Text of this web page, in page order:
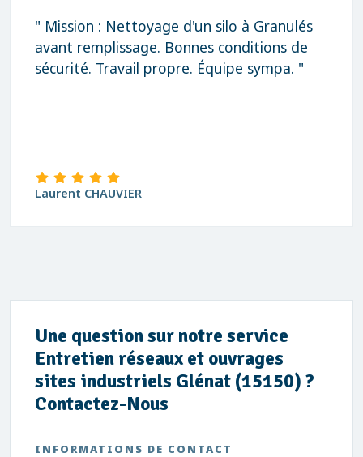
" Mission : Nettoyage d'un silo à Granulés
avant remplissage. Bonnes conditions de
sécurité. Travail propre. Équipe sympa. "
Laurent CHAUVIER
Une question sur notre service
Entretien réseaux et ouvrages
sites industriels Glénat (15150) ?
Contactez-Nous
INFORMATIONS DE CONTACT